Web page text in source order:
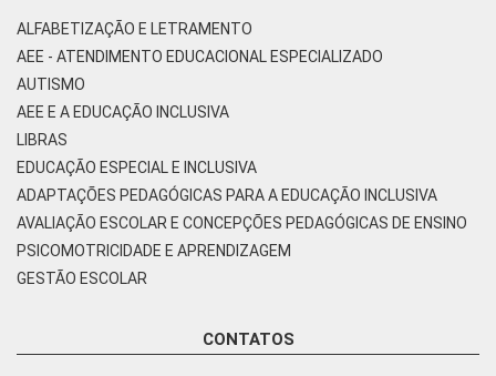
ALFABETIZAÇÃO E LETRAMENTO
AEE - ATENDIMENTO EDUCACIONAL ESPECIALIZADO
AUTISMO
AEE E A EDUCAÇÃO INCLUSIVA
LIBRAS
EDUCAÇÃO ESPECIAL E INCLUSIVA
ADAPTAÇÕES PEDAGÓGICAS PARA A EDUCAÇÃO INCLUSIVA
AVALIAÇÃO ESCOLAR E CONCEPÇÕES PEDAGÓGICAS DE ENSINO
PSICOMOTRICIDADE E APRENDIZAGEM
GESTÃO ESCOLAR
CONTATOS